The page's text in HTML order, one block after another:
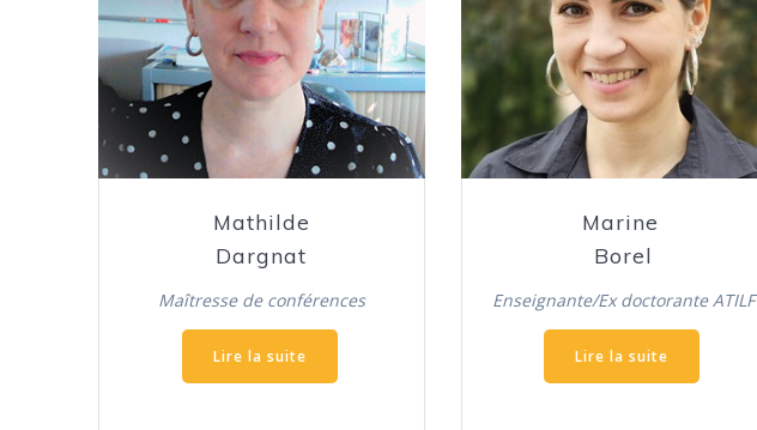
Mathilde
Dargnat
Maîtresse de conférences
Lire la suite
Marine
Borel
Enseignante/Ex doctorante ATILF
Lire la suite